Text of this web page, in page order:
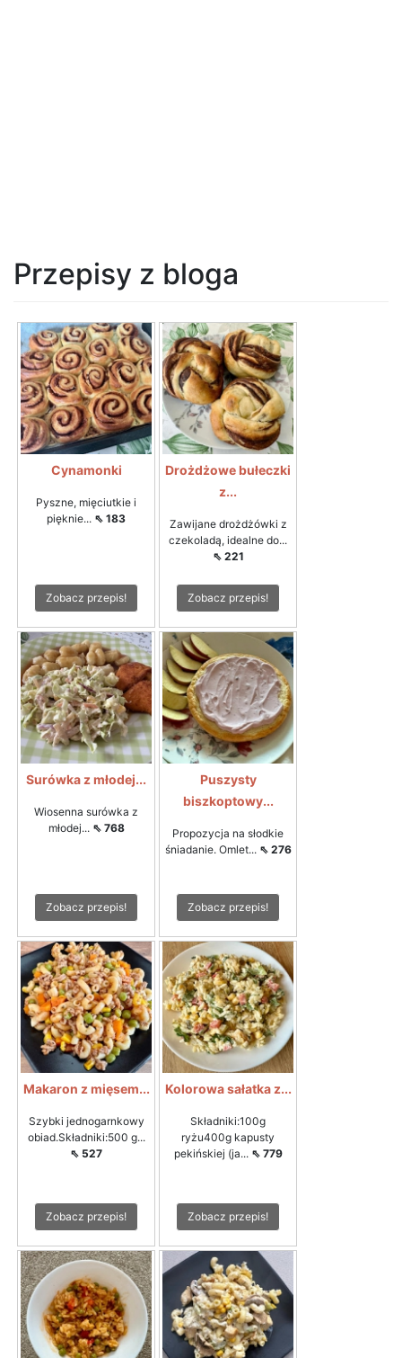
Przepisy z bloga
Cynamonki
Pyszne, mięciutkie i
pięknie... ⇖ 183
Zobacz przepis!
Drożdżowe bułeczki
z...
Zawijane drożdżówki z
czekoladą, idealne do...
⇖ 221
Zobacz przepis!
Surówka z młodej...
Wiosenna surówka z
młodej... ⇖ 768
Zobacz przepis!
Puszysty
biszkoptowy...
Propozycja na słodkie
śniadanie. Omlet... ⇖ 276
Zobacz przepis!
Makaron z mięsem...
Szybki jednogarnkowy
obiad.Składniki:500 g...
⇖ 527
Zobacz przepis!
Kolorowa sałatka z...
Składniki:100g
ryżu400g kapusty
pekińskiej (ja... ⇖ 779
Zobacz przepis!